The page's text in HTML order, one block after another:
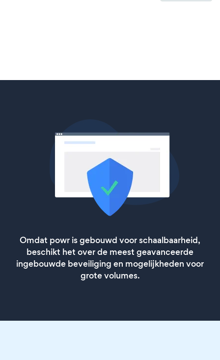
Omdat powr is gebouwd voor schaalbaarheid,
beschikt het over de meest geavanceerde
ingebouwde beveiliging en mogelijkheden voor
grote volumes.